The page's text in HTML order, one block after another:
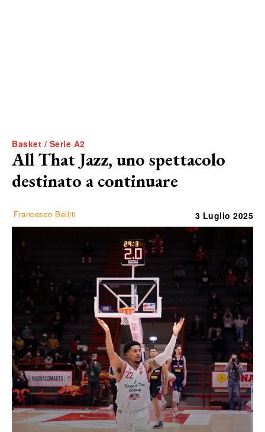
Basket / Serie A2
All That Jazz, uno spettacolo
destinato a continuare
Francesco Belliti 3 Luglio 2025